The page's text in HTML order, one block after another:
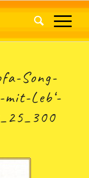
Song-
Leb‘-